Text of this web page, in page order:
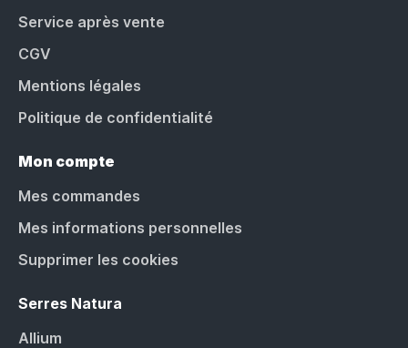
Service après vente
CGV
Mentions légales
Politique de confidentialité
Mon compte
Mes commandes
Mes informations personnelles
Supprimer les cookies
Serres Natura
Allium